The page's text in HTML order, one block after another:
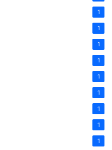
1
1
1
1
1
1
1
1
1